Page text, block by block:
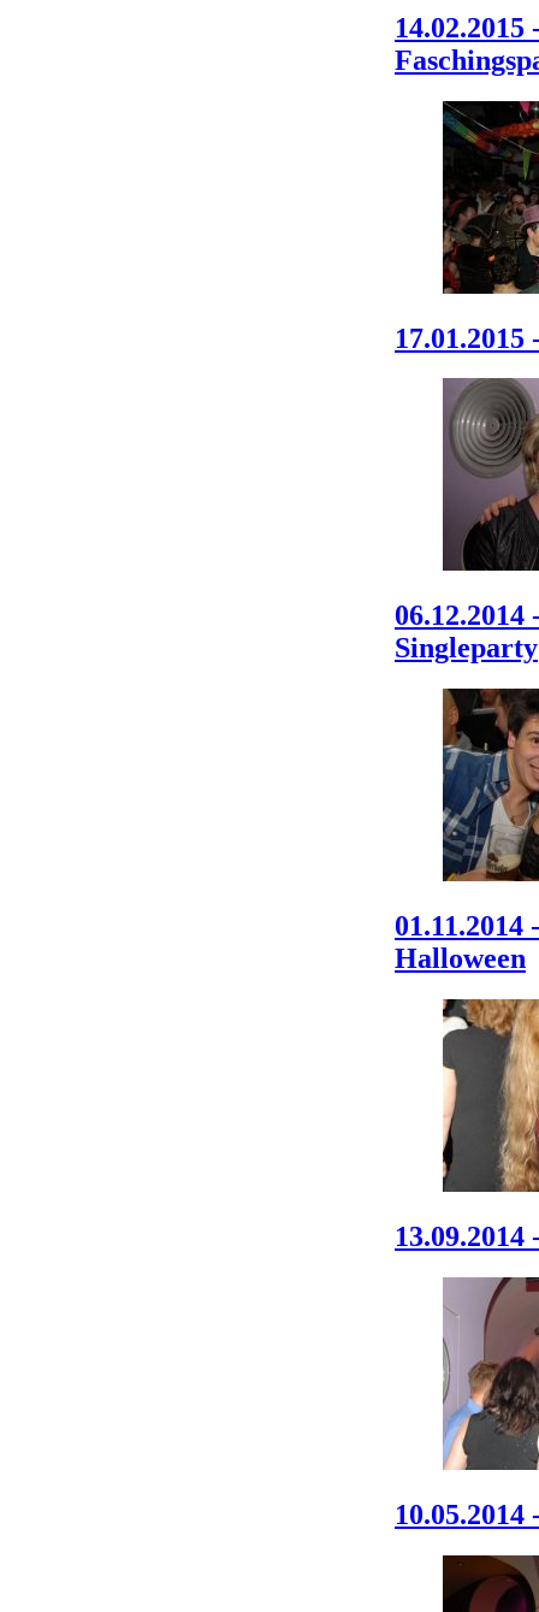
14.02.2015
06.12.2014
Singleparty
01.11.2014
Halloween